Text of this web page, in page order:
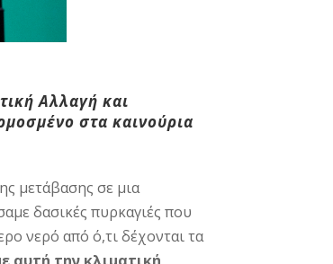
Αλλαγή και
στα καινούρια
μετάβασης σε μια
δασικές πυρκαγιές που
νερό από ό,τι δέχονται τα